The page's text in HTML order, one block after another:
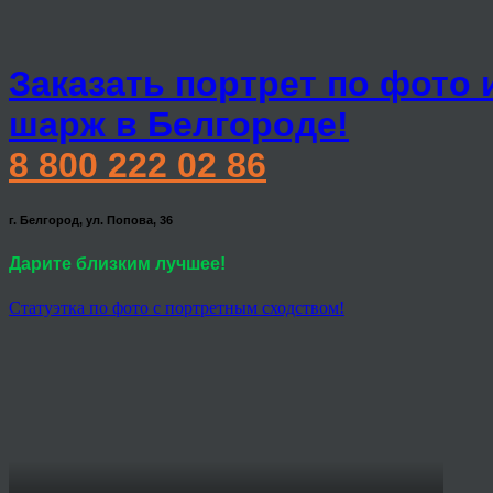
Заказать портрет по фото
шарж в Белгороде!
8 800 222 02 86
г. Белгород, ул. Попова, 36
Дарите близким лучшее!
Статуэтка по фото с портретным сходством!